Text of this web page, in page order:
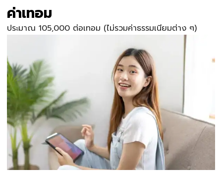
ค่าเทอม
ประมาณ 105,000 ต่อเทอม (ไม่รวมค่าธรรมเนียมต่าง ๆ)